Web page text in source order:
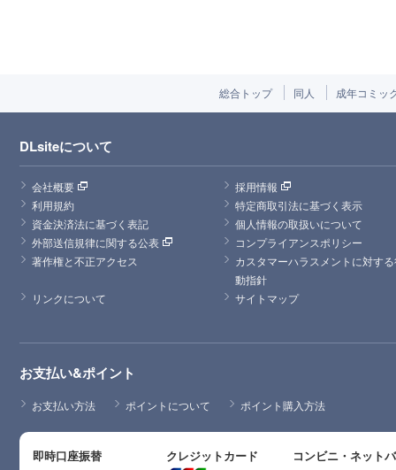
総合トップ 同人 成年コミッ
DLsiteについて
会社概要
採用情報
利用規約
特定商取引法に基づく表示
資金決済法に基づく表記
個人情報の取扱いについて
外部送信規律に関する公表
コンプライアンスポリシー
著作権と不正アクセス
カスタマーハラスメントに対す
動指針
リンクについて
サイトマップ
お支払い&ポイント
お支払い方法 ポイントについて ポイント購入方法
即時口座振替 クレジットカード コンビニ・ネット